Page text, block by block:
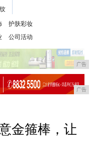
护肤彩妆
公司活动
广告
广告
金箍棒，让